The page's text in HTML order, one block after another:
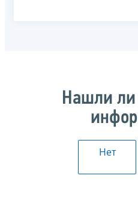
Нашли
Нет